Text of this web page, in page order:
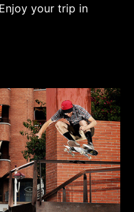
your trip in